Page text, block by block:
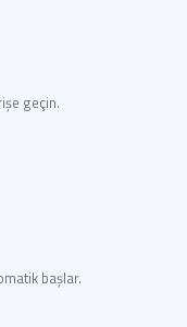
geçin.
başlar.